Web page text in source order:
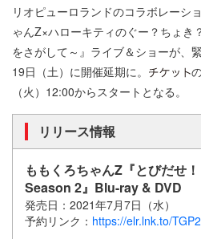
リオピューロランドのコラボレーシ
ゃんZ×ハローキティのぐー？ちょき
をさがして～』ライブ＆ショーが、
19日（土）に開催延期に。
（火）12:00からスタートとなる。
リリース情報
ももくろちゃんZ『とびだせ
Season 2』Blu-ray & DVD
発売日：2021年7月7日（水）
予約リンク： https://elr.lnk.to/TGP2